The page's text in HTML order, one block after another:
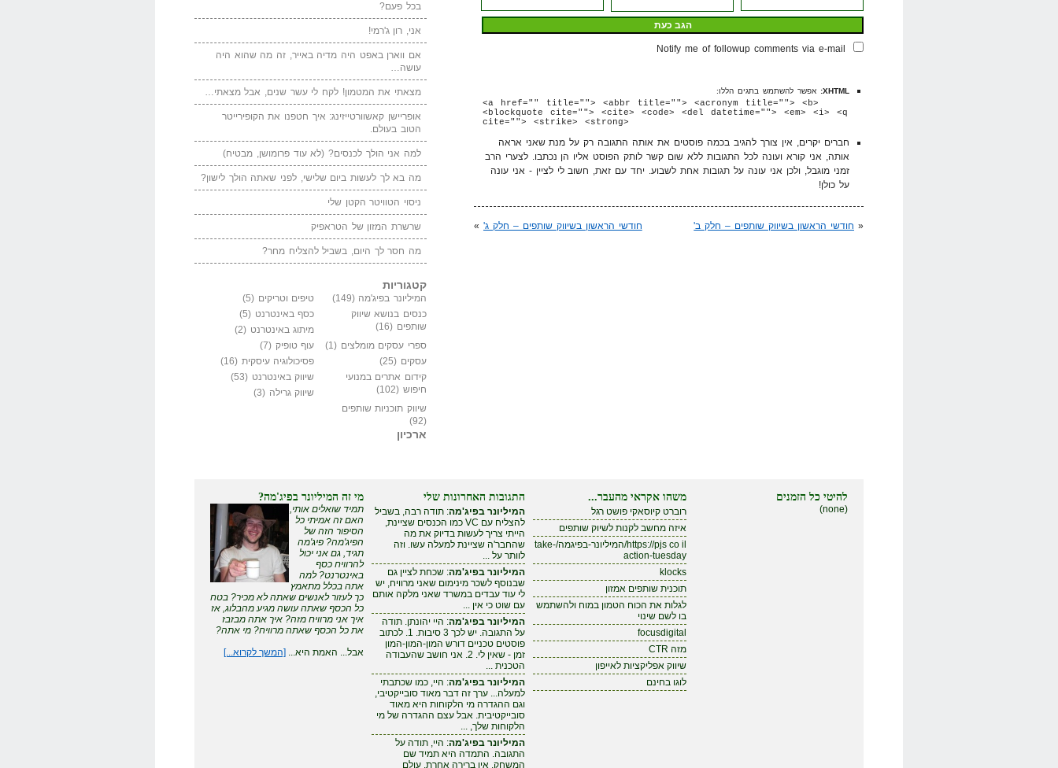
Notify me of followup comments via e-mail
XHTML: אפשר להשתמש בתגים הללו:
<a href="" title=""> <abbr title=""> <acronym title=""> <b>
<blockquote cite=""> <cite> <code> <del datetime=""> <em> <i> <q
cite=""> <strike> <strong>
חברים יקרים, אין צורך להגיב בכמה פוסטים את אותה התגובה רק על מנת שאני אראה
אותה, אני קורא ועונה לכל התגובות ללא שום קשר לותק הפוסט אליו הן נכתבו. לצערי הרב
זמני מוגבל, ולכן אני עונה על תגובות אחת לשבוע. יחד עם זאת, חשוב לי לציין - אני עונה
על כולן!
« חודשי הראשון בשיווק שותפים – חלק ב' חודשי הראשון בשיווק שותפים – חלק ג' »
בכל פעם?
אני, רון ג'רמי!
אם ווארן באפט היה מדיה באייר, זה מה שהוא היה
עושה…
מצאתי את המטמון! לקח לי עשר שנים, אבל מצאתי…
אופריישן קאשוורטייזינג: איך חטפנו את הקופירייטר
הטוב בעולם.
למה אני הולך לכנסים? (לא עוד פרומושן, מבטיח)
מה בא לך לעשות ביום שלישי, לפני שאתה הולך לישון?
ניסוי הטוויטר הקטן שלי
שרשרת המזון של הטראפיק
מה חסר לך היום, בשביל להצליח מחר?
קטגוריות
המיליונר בפיג'מה (149) טיפים וטריקים (5)
כנסים בנושא שיווק
שותפים (16)
כסף באינטרנט (5)
מיתוג באינטרנט (2)
ספרי עסקים מומלצים (1) עוף טופיק (7)
עסקים (25) פסיכולוגיה עיסקית (16)
קידום אתרים במנועי
חיפוש (102)
שיווק באינטרנט (53)
שיווק גרילה (3)
שיווק תוכניות שותפים
(92)
ארכיון
להיטי כל הזמנים
(none)
משהו אקראי מהעבר...
רוברט קיוסאקי פושט רגל
איזה מחשב לקנות לשיוק שותפים
https://pjs co il/המיליונר-בפיגמה/take-
action-tuesday
klocks
תוכנית שותפים אמזון
לגלות את הכוח הטמון במוח ולהשתמש
בו לשם שינוי
focusdigital
מזה CTR
שיווק אפליקציות לאייפון
לוגו בחינם
התגובות האחרונות שלי
המיליונר בפיג'מה: תודה רבה, בשביל
להצליח עם VC כמו הכנסים שציינת,
הייתי צריך לעשות בדיוק את מה
שהחבר'ה שציינת למעלה עשו. וזה
לוותר על ...
המיליונר בפיג'מה: שכחת לציין גם
שבנוסף לשכר מינימום שאני מרוויח, יש
לי עוד עבדים במשרד שאני מלקה אותם
עם שוט כי אין ...
המיליונר בפיג'מה: היי יהונתן. תודה
על התגובה. יש לכך 3 סיבות. 1. לכתוב
פוסטים טכניים דורש המון-המון-המון
זמן - שאין לי. 2. אני חושב שהעבודה
הטכנית ...
המיליונר בפיג'מה: היי, כמו שכתבתי
למעלה... ערך זה דבר מאוד סובייקטיבי,
וגם ההגדרה מי הלקוחות היא מאוד
סובייקטיבית. אבל עצם ההגדרה של מי
הלקוחות שלך, ...
המיליונר בפיג'מה: היי, תודה על
התגובה. התמדה היא תמיד שם
המשחק. אין ברירה אחרת. עולם
מי זה המיליונר בפיג'מה?
תמיד שואלים אותי,
האם זה אמיתי כל
הסיפור הזה של
הפיג'מה? פיג'מה
תגיד, גם אני יכול
להרוויח כסף
באינטרנט? למה
אתה בכלל מתאמץ
כך לעזור לאנשים שאתה לא מכיר? בטח
כל הכסף שאתה עושה מגיע מהבלוג, אז
איך אני מרוויח מזה? איך אתה מבזבז
את כל הכסף שאתה מרוויח? מי אתה?
אבל... האמת היא... [המשך לקרוא...]